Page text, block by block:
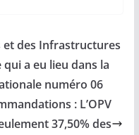
et des Infrastructures
a eu lieu dans la
numéro 06
: L’OPV
37,50% des